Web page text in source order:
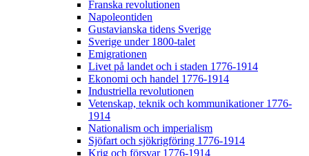
Franska revolutionen
Napoleontiden
Gustavianska tidens Sverige
Sverige under 1800-talet
Emigrationen
Livet på landet och i staden 1776-1914
Ekonomi och handel 1776-1914
Industriella revolutionen
Vetenskap, teknik och kommunikationer 1776-
1914
Nationalism och imperialism
Sjöfart och sjökrigföring 1776-1914
Krig och försvar 1776-1914